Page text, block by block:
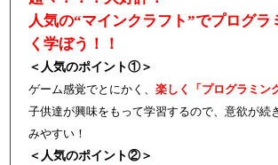
人気の“マインクラフト”でプログラ
く学ぼう！！
＜人気のポイント①＞
ゲーム感覚でとにかく、楽しく「プログラミン
子供達が興味をもって学習するので、意欲が続
みやすい！
＜人気のポイント②＞